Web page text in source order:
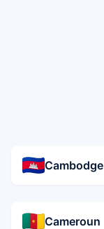
Cambodge
Cameroun